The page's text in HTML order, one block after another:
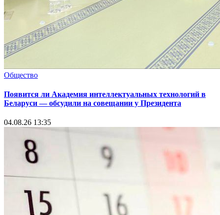
Общество
Появится ли Академия интеллектуальных технологий в
Беларуси — обсудили на совещании у Президента
04.08.26 13:35